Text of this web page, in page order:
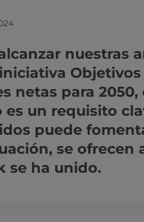
nuestras
netas para
un requisito
puede
se ofrecen
se ha unido.